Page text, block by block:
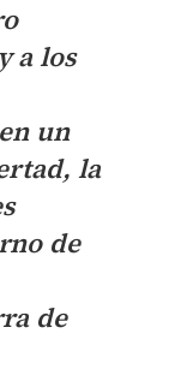
a los
un
la
de
de